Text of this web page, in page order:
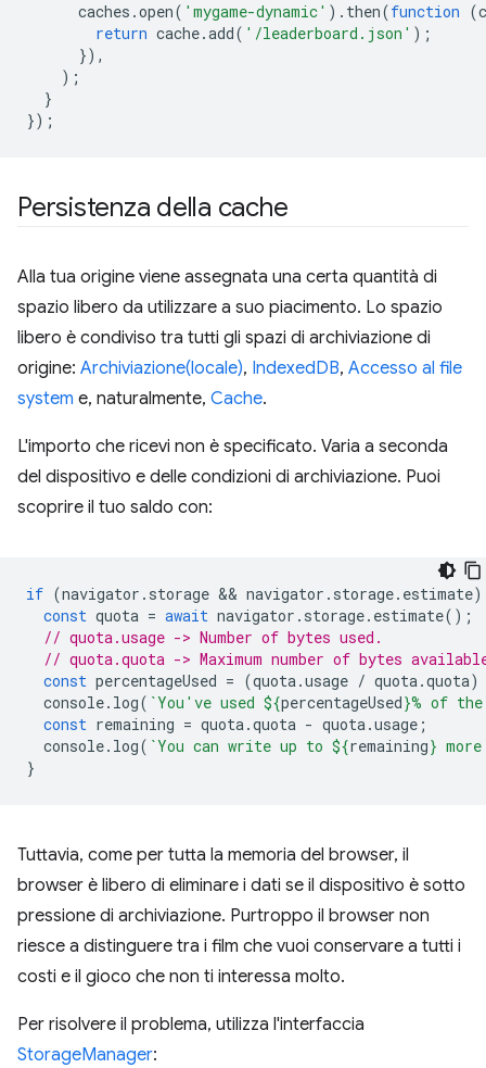
caches .open( 'mygame-dynamic' ). then(function (
return cache.add( '/leaderboard.json' );
}),
);
}
});
Persistenza della cache
Alla tua origine viene assegnata una certa quantità di
spazio libero da utilizzare a suo piacimento. Lo spazio
libero è condiviso tra tutti gli spazi di archiviazione di
origine: Archiviazione(locale), IndexedDB, Accesso al file
system e, naturalmente, Cache.
L'importo che ricevi non è specificato. Varia a seconda
del dispositivo e delle condizioni di archiviazione. Puoi
scoprire il tuo saldo con:
if (navigator . storage && navigator . storage. estimate)
const quota = await navigator . storage. estimate();
// quota.usage -> Number of bytes used.
// quota.quota -> Maximum number of bytes
const percentageUsed = (quota.usage / quota.quota)
console. log( `You've used ${percentageUsed}% of
const remaining = quota.quota - quota.usage ;
console. log( `You can write up to ${remaining}
}
Tuttavia, come per tutta la memoria del browser, il
browser è libero di eliminare i dati se il dispositivo è sotto
pressione di archiviazione. Purtroppo il browser non
riesce a distinguere tra i film che vuoi conservare a tutti i
costi e il gioco che non ti interessa molto.
Per risolvere il problema, utilizza l'interfaccia
StorageManager: